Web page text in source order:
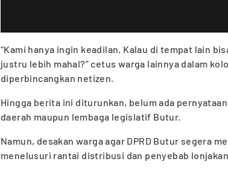
“Kami hanya ingin keadilan. Kalau di tempat lain
justru lebih mahal?” cetus warga lainnya dalam
diperbincangkan netizen.
Hingga berita ini diturunkan, belum ada
daerah maupun lembaga legislatif Butur.
Namun, desakan warga agar DPRD Butur segera
menelusuri rantai distribusi dan penyebab